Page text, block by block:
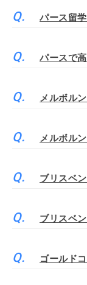
パース留
パースで
メルボル
メルボル
ブリスベ
ブリスベ
ゴールド